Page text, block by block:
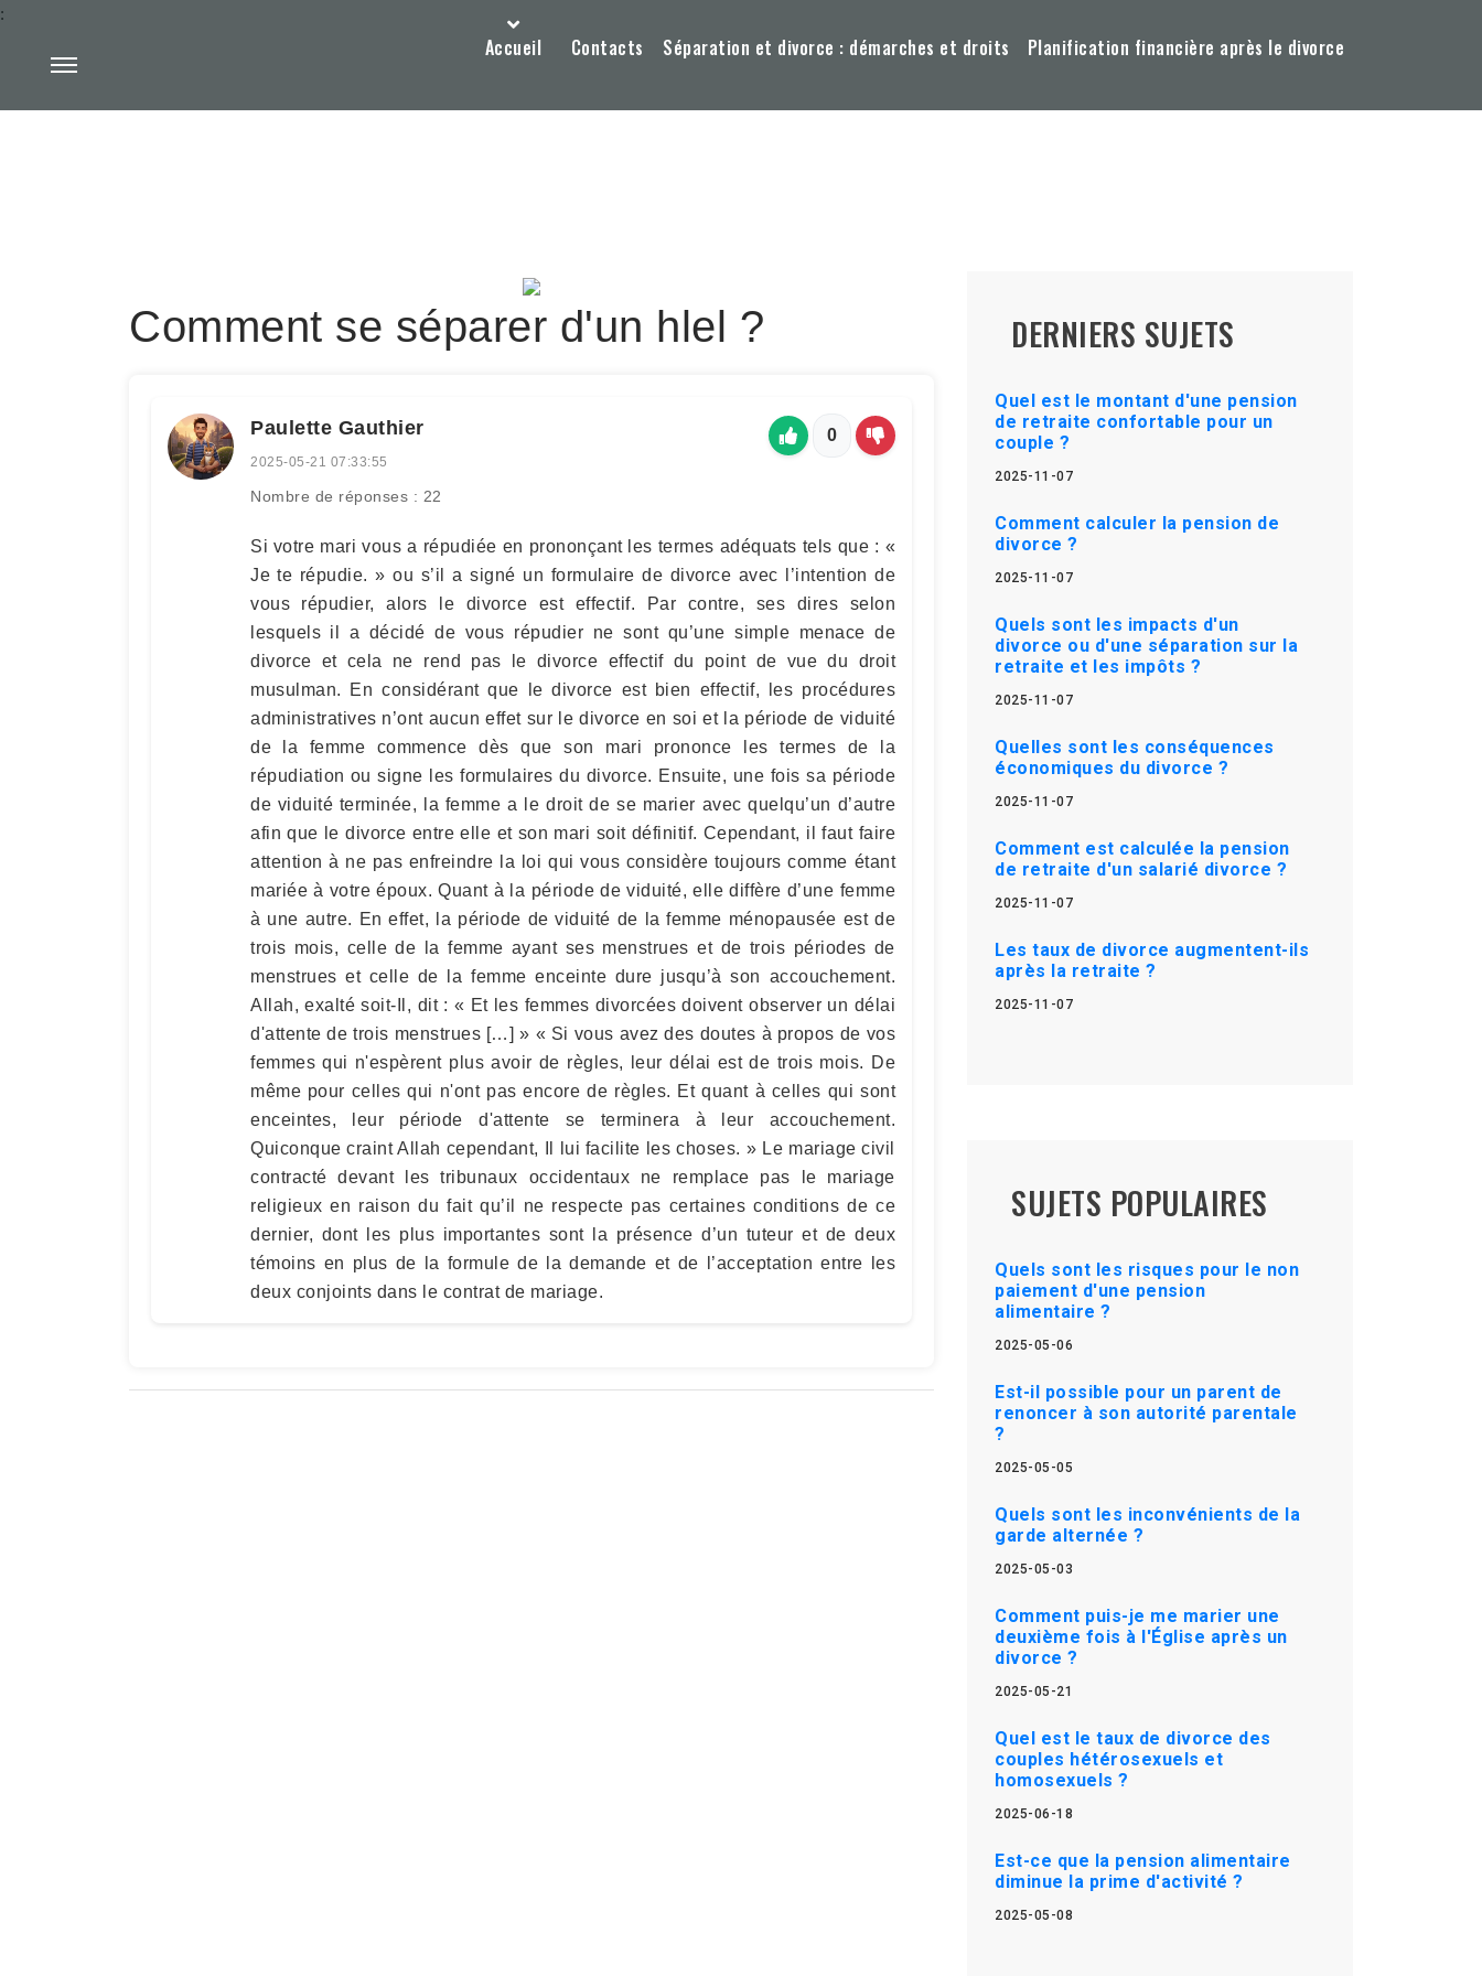
Accueil Contacts Séparation et divorce : démarches et droits Planification financière après le divorce
:
Comment se séparer d'un hlel ?
Paulette Gauthier
2025-05-21 07:33:55
Nombre de réponses : 22
0
Si votre mari vous a répudiée en prononçant les termes adéquats tels que : «
Je te répudie. » ou s’il a signé un formulaire de divorce avec l’intention de
vous répudier, alors le divorce est effectif. Par contre, ses dires selon
lesquels il a décidé de vous répudier ne sont qu’une simple menace de
divorce et cela ne rend pas le divorce effectif du point de vue du droit
musulman. En considérant que le divorce est bien effectif, les procédures
administratives n’ont aucun effet sur le divorce en soi et la période de viduité
de la femme commence dès que son mari prononce les termes de la
répudiation ou signe les formulaires du divorce. Ensuite, une fois sa période
de viduité terminée, la femme a le droit de se marier avec quelqu’un d’autre
afin que le divorce entre elle et son mari soit définitif. Cependant, il faut faire
attention à ne pas enfreindre la loi qui vous considère toujours comme étant
mariée à votre époux. Quant à la période de viduité, elle diffère d’une femme
à une autre. En effet, la période de viduité de la femme ménopausée est de
trois mois, celle de la femme ayant ses menstrues et de trois périodes de
menstrues et celle de la femme enceinte dure jusqu’à son accouchement.
Allah, exalté soit-Il, dit : « Et les femmes divorcées doivent observer un délai
d'attente de trois menstrues […] » « Si vous avez des doutes à propos de vos
femmes qui n'espèrent plus avoir de règles, leur délai est de trois mois. De
même pour celles qui n'ont pas encore de règles. Et quant à celles qui sont
enceintes, leur période d'attente se terminera à leur accouchement.
Quiconque craint Allah cependant, Il lui facilite les choses. » Le mariage civil
contracté devant les tribunaux occidentaux ne remplace pas le mariage
religieux en raison du fait qu’il ne respecte pas certaines conditions de ce
dernier, dont les plus importantes sont la présence d’un tuteur et de deux
témoins en plus de la formule de la demande et de l’acceptation entre les
deux conjoints dans le contrat de mariage.
DERNIERS SUJETS
Quel est le montant d'une pension
de retraite confortable pour un
couple ?
2025-11-07
Comment calculer la pension de
divorce ?
2025-11-07
Quels sont les impacts d'un
divorce ou d'une séparation sur la
retraite et les impôts ?
2025-11-07
Quelles sont les conséquences
économiques du divorce ?
2025-11-07
Comment est calculée la pension
de retraite d'un salarié divorce ?
2025-11-07
Les taux de divorce augmentent-ils
après la retraite ?
2025-11-07
SUJETS POPULAIRES
Quels sont les risques pour le non
paiement d'une pension
alimentaire ?
2025-05-06
Est-il possible pour un parent de
renoncer à son autorité parentale
?
2025-05-05
Quels sont les inconvénients de la
garde alternée ?
2025-05-03
Comment puis-je me marier une
deuxième fois à l'Église après un
divorce ?
2025-05-21
Quel est le taux de divorce des
couples hétérosexuels et
homosexuels ?
2025-06-18
Est-ce que la pension alimentaire
diminue la prime d'activité ?
2025-05-08